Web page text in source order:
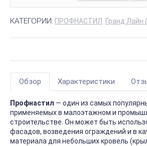
КАТЕГОРИИ: ПРОФНАСТИЛ Гранд Лайн
Обзор Характеристики
Профнастил — один из самых
применяемых в малоэтажном и
строительстве. Он может быть
фасадов, возведения ограждений и в
материала для небольших кровель